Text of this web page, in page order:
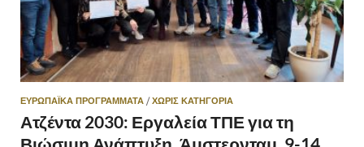
ΕΥΡΩΠΑΪΚΆ ΠΡΟΓΡΆΜΜΑΤΑ /ΧΩΡΊΣ ΚΑΤΗΓΟΡΊΑ
Ατζέντα 2030: Εργαλεία ΤΠΕ για τη